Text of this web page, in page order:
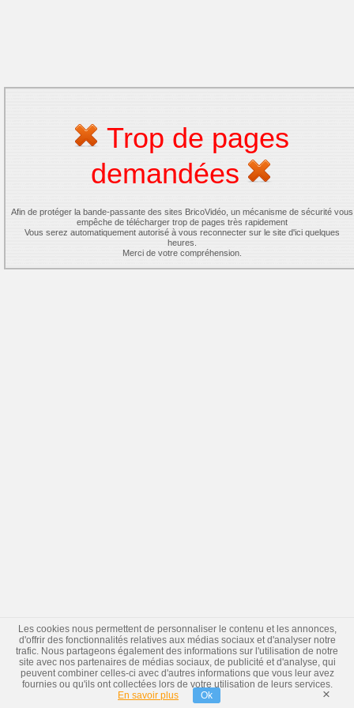
Trop de pages
demandées
Afin de protéger la bande-passante des sites BricoVidéo, un mécanisme de sécurité vous
empêche de télécharger trop de pages très rapidement
Vous serez automatiquement autorisé à vous reconnecter sur le site d'ici quelques
heures.
Merci de votre compréhension.
Les cookies nous permettent de personnaliser le contenu et les annonces,
d'offrir des fonctionnalités relatives aux médias sociaux et d'analyser notre
trafic. Nous partageons également des informations sur l'utilisation de notre
site avec nos partenaires de médias sociaux, de publicité et d'analyse, qui
peuvent combiner celles-ci avec d'autres informations que vous leur avez
fournies ou qu'ils ont collectées lors de votre utilisation de leurs services.
En savoir plus
Ok ×